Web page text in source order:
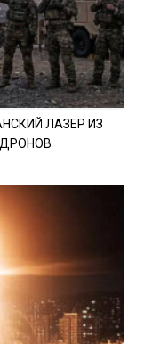
ЛАЗЕР ИЗ
ДРОНОВ